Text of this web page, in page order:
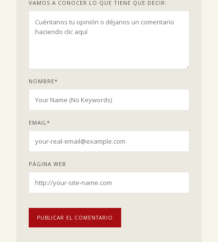
VAMOS A CONOCER LO QUE TIENE QUE DECIR:
NOMBRE*
EMAIL*
PÁGINA WEB